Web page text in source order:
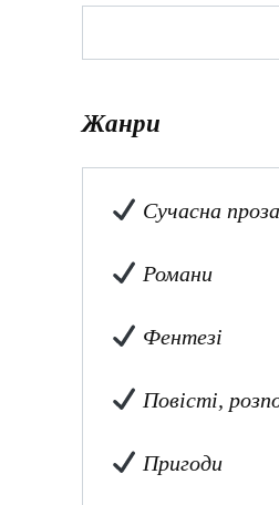
Жанри
Сучасна проза
Романи
Фентезі
Повісті,
Пригоди